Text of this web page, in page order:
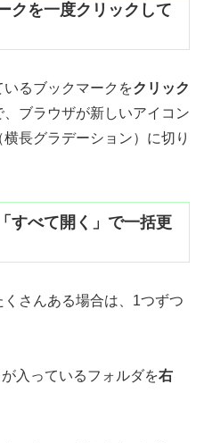
クを一度クリックして
るブックマークをクリック
、ブラウザが新しいアイコン
長グラデーション）に切り
すべて開く」で一括更
さんある場合は、1つずつ
入っているフォルダを右